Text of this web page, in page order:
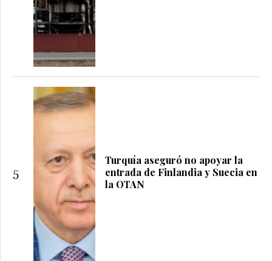
5
Turquía aseguró no apoyar la
entrada de Finlandia y Suecia en
la OTAN